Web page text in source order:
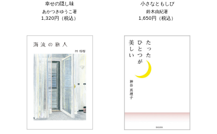
幸せの隠し味
あかつきゆうこ著
1,320円（税込）
小さなともしび
鈴木由紀著
1,650円（税込）